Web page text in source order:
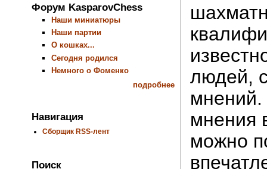
Форум KasparovChess
Наши миниатюры
Наши партии
О кошках...
Сегодня родился
Немного о Фоменко
подробнее
Навигация
Сборщик RSS-лент
Поиск
людей,
мнений.
мнения
можно